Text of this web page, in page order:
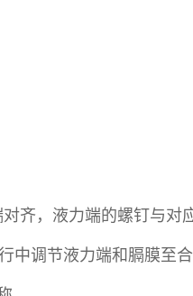
齐，液力端的螺钉与对
调节液力端和膈膜至合